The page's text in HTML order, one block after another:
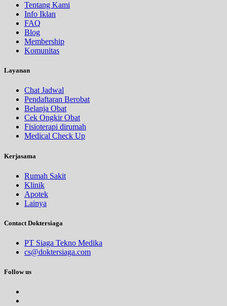
Tentang Kami
Info Iklan
FAQ
Blog
Membership
Komunitas
Layanan
Chat Jadwal
Pendaftaran Berobat
Belanja Obat
Cek Ongkir Obat
Fisioterapi dirumah
Medical Check Up
Kerjasama
Rumah Sakit
Klinik
Apotek
Lainya
Contact Doktersiaga
PT Siaga Tekno Medika
cs@doktersiaga.com
Follow us